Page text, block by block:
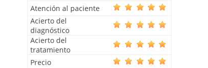
Atención al paciente
Acierto del
diagnóstico
Acierto del
tratamiento
Precio